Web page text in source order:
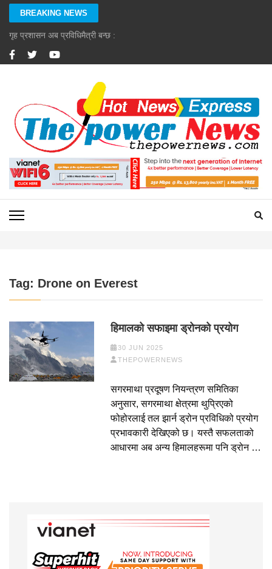
Skip
content
(Press
Enter)
BREAKING NEWS
गृह प्रशासन अब प्रविधिमैत्री बन्छ : गृहमन्त्री गुरुङ
Tag: Drone on Everest
हिमालको सफाइमा ड्रोनको प्रयोग
30 JUN 2025
THEPOWERNEWS
सगरमाथा प्रदूषण नियन्त्रण समितिका
अनुसार, सगरमाथा क्षेत्रमा थुप्रिएको
फोहोरलाई तल झार्न ड्रोन प्रविधिको प्रयोग
प्रभावकारी देखिएको छ। यस्तै सफलताको
आधारमा अब अन्य हिमालहरूमा पनि ड्रोन …